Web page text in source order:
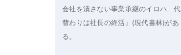
会社を潰さない事業承継のイロハ 代
替わりは社長の終活』(現代書林)があ
る。